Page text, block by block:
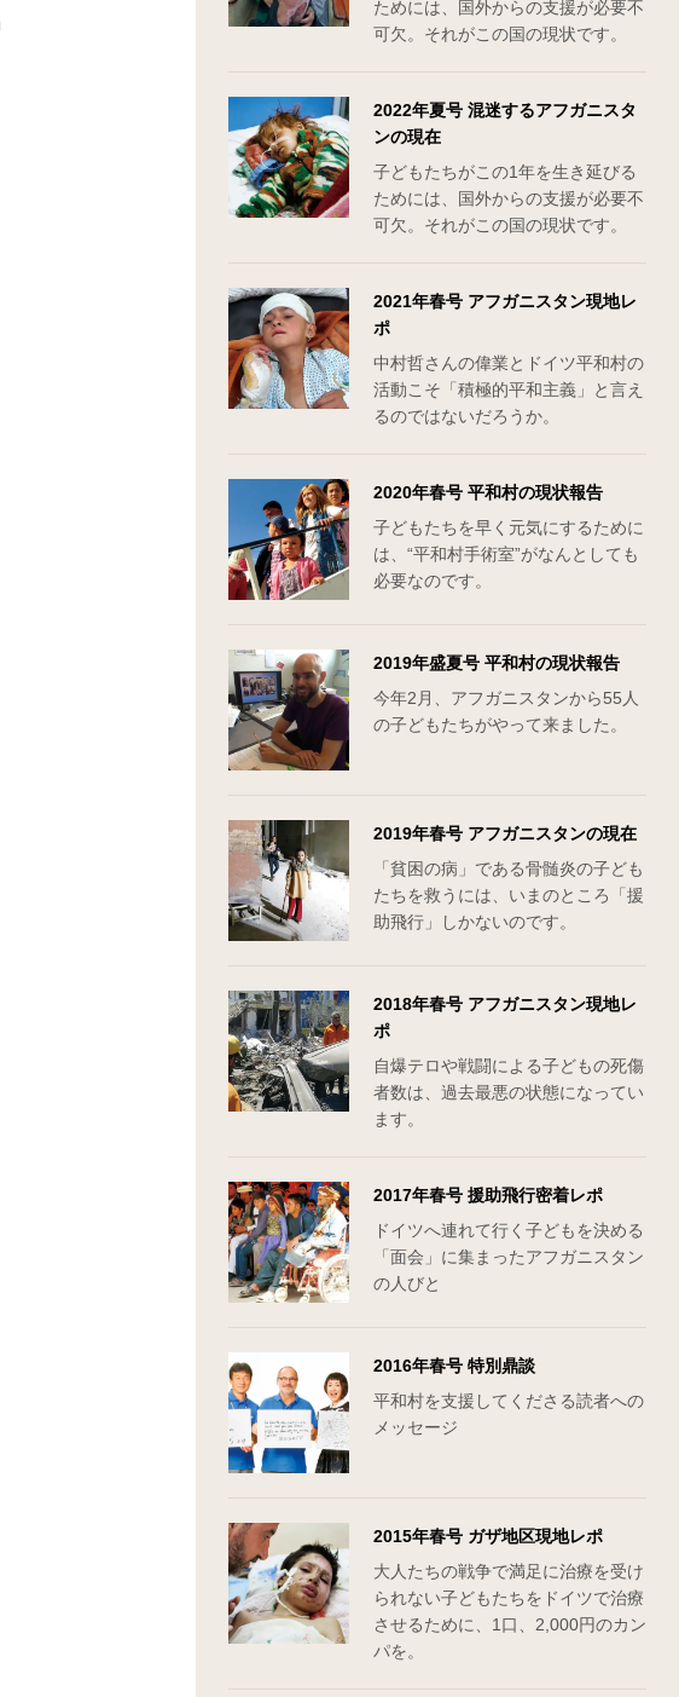
ためには、国外からの支援が必要不
可欠。それがこの国の現状です。
2022年夏号 混迷するアフガニスタ
ンの現在
子どもたちがこの1年を生き延びる
ためには、国外からの支援が必要不
可欠。それがこの国の現状です。
2021年春号 アフガニスタン現地レ
ポ
中村哲さんの偉業とドイツ平和村の
活動こそ「積極的平和主義」と言え
るのではないだろうか。
2020年春号 平和村の現状報告
子どもたちを早く元気にするために
は、“平和村手術室”がなんとしても
必要なのです。
2019年盛夏号 平和村の現状報告
今年2月、アフガニスタンから55人
の子どもたちがやって来ました。
2019年春号 アフガニスタンの現在
「貧困の病」である骨髄炎の子ども
たちを救うには、いまのところ「援
助飛行」しかないのです。
2018年春号 アフガニスタン現地レ
ポ
自爆テロや戦闘による子どもの死傷
者数は、過去最悪の状態になってい
ます。
2017年春号 援助飛行密着レポ
ドイツへ連れて行く子どもを決める
「面会」に集まったアフガニスタン
の人びと
2016年春号 特別鼎談
平和村を支援してくださる読者への
メッセージ
2015年春号 ガザ地区現地レポ
大人たちの戦争で満足に治療を受け
られない子どもたちをドイツで治療
させるために、1口、2,000円のカン
パを。